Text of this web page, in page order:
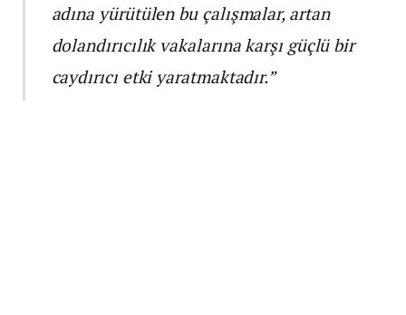
adına yürütülen bu çalışmalar, artan
dolandırıcılık vakalarına karşı güçlü bir
caydırıcı etki yaratmaktadır.”